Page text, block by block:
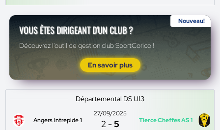
Nouveau!
VOUS ÊTES DIRIGEANT D'UN CLUB ?
Découvrez l'outil de gestion club SportCorico !
En savoir plus
Départemental DS U13
Angers Intrepide 1
27/09/2025
2 -5 Tierce Cheffes AS 1